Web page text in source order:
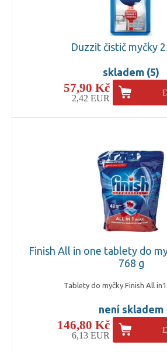
Duzzit čistič myčky
skladem (5)
57,90 Kč
2,42 EUR
Finish All in one tablety do
768 g
Tablety do myčky Finish All
není skladem
146,80 Kč
6,13 EUR